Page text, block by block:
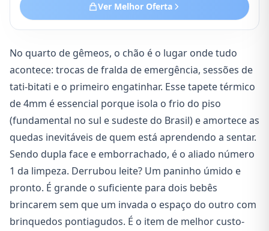
Ver Melhor Oferta
No quarto de gêmeos, o chão é o lugar onde tudo
acontece: trocas de fralda de emergência, sessões de
tati-bitati e o primeiro engatinhar. Esse tapete térmico
de 4mm é essencial porque isola o frio do piso
(fundamental no sul e sudeste do Brasil) e amortece as
quedas inevitáveis de quem está aprendendo a sentar.
Sendo dupla face e emborrachado, é o aliado número
1 da limpeza. Derrubou leite? Um paninho úmido e
pronto. É grande o suficiente para dois bebês
brincarem sem que um invada o espaço do outro com
brinquedos pontiagudos. É o item de melhor custo-